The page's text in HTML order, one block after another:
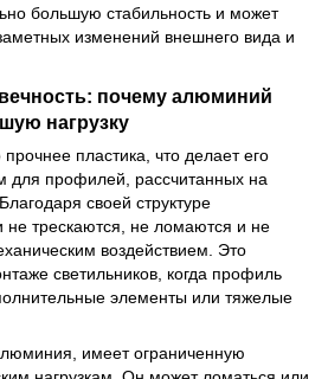
большую стабильность и может
изменений внешнего вида и
почему алюминий
нагрузку
пластика, что делает его
для профилей, рассчитанных на
своей структуре
трескаются, не ломаются и не
воздействием. Это
светильников, когда профиль
элементы или тяжелые
имеет ограниченную